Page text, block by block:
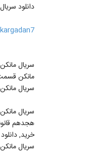
دانلود سریال
سریال مانکن قسمت 18 با لینک مستقیم,
سریال
هجدهم
سریال